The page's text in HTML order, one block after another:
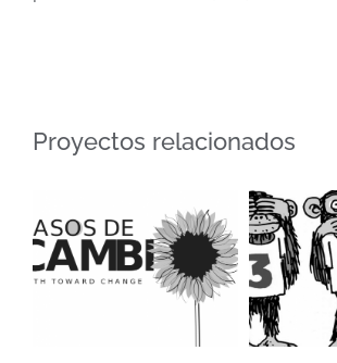
Proyectos relacionados